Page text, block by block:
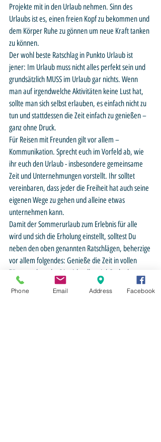
Projekte mit in den Urlaub nehmen. Sinn des
Urlaubs ist es, einen freien Kopf zu bekommen und
dem Körper Ruhe zu gönnen um neue Kraft tanken
zu können.
Der wohl beste Ratschlag in Punkto Urlaub ist
jener: Im Urlaub muss nicht alles perfekt sein und
grundsätzlich MUSS im Urlaub gar nichts. Wenn
man auf irgendwelche Aktivitäten keine Lust hat,
sollte man sich selbst erlauben, es einfach nicht zu
tun und stattdessen die Zeit einfach zu genießen –
ganz ohne Druck.
Für Reisen mit Freunden gilt vor allem –
Kommunikation. Sprecht euch im Vorfeld ab, wie
ihr euch den Urlaub - insbesondere gemeinsame
Zeit und Unternehmungen vorstellt. Ihr solltet
vereinbaren, dass jeder die Freiheit hat auch seine
eigenen Wege zu gehen und alleine etwas
unternehmen kann.
Damit der Sommerurlaub zum Erlebnis für alle
wird und sich die Erholung einstellt, solltest Du
neben den oben genannten Ratschlägen, beherzige
vor allem folgendes: Genieße die Zeit in vollen
Zügen und mache Dir nicht allzu viel Gedanken
darüber, was Du als nächstes tun solltest.
Phone Email Address Facebook